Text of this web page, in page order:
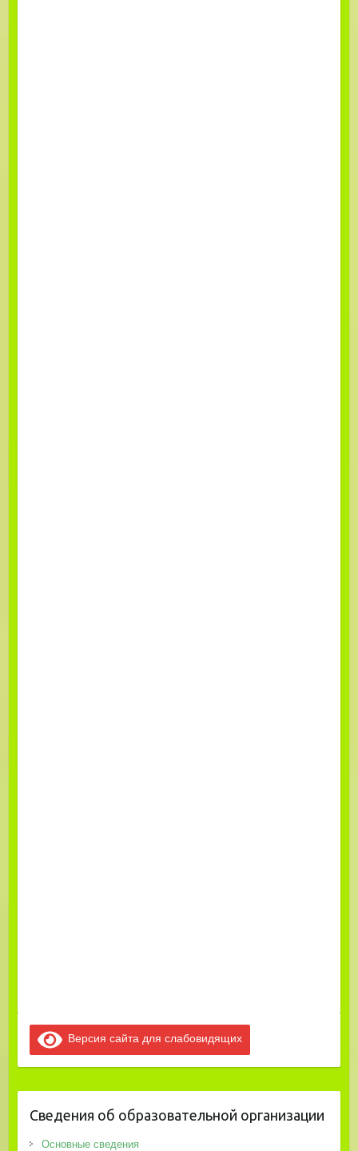
Версия сайта для слабовидящих
Сведения об образовательной организации
Основные сведения